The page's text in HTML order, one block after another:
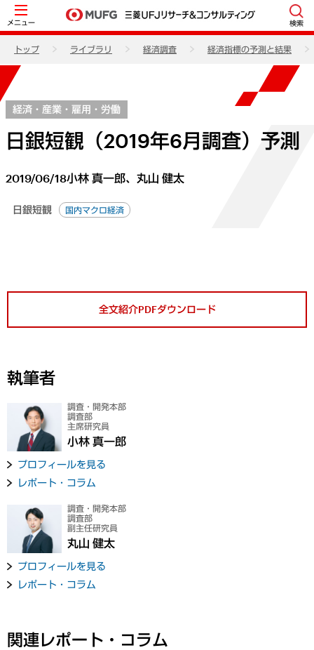
メニュー 検索
トップ ライブラリ 経済調査 経済指標の予測と結果
経済・産業・雇用・労働
日銀短観（2019年6月調査）予測
2019/06/18小林 真一郎、丸山 健太
日銀短観 国内マクロ経済
全文紹介PDFダウンロード
執筆者
調査・開発本部
調査部
主席研究員
小林 真一郎
プロフィールを見る
レポート・コラム
調査・開発本部
調査部
副主任研究員
丸山 健太
プロフィールを見る
レポート・コラム
関連レポート・コラム